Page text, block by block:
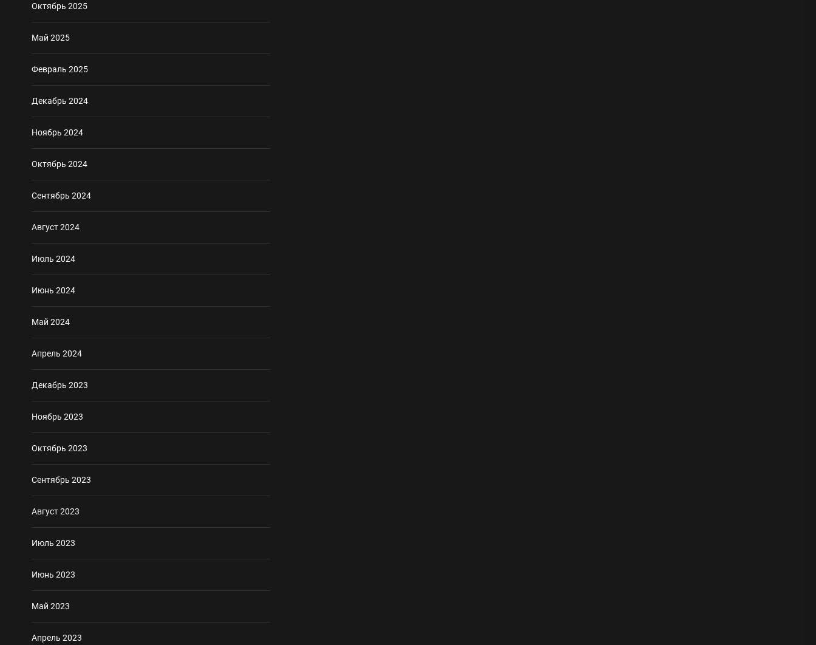
Октябрь 2025
Май 2025
Февраль 2025
Декабрь 2024
Ноябрь 2024
Октябрь 2024
Сентябрь 2024
Август 2024
Июль 2024
Июнь 2024
Май 2024
Апрель 2024
Декабрь 2023
Ноябрь 2023
Октябрь 2023
Сентябрь 2023
Август 2023
Июль 2023
Июнь 2023
Май 2023
Апрель 2023